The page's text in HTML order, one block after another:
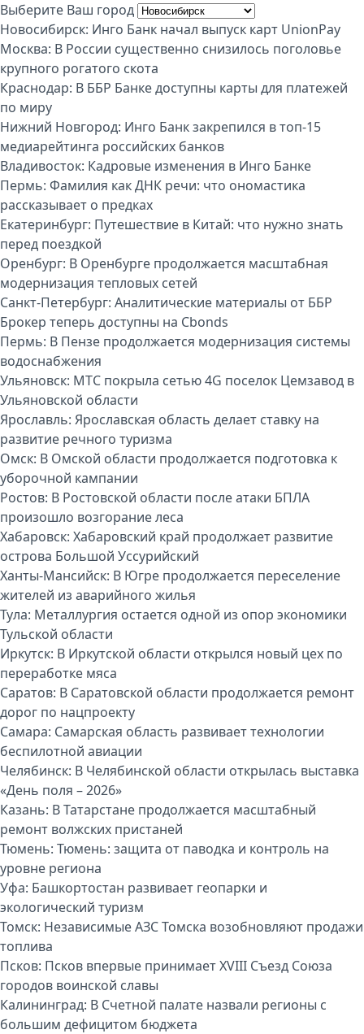
Выберите Ваш город
Новосибирск: Инго Банк начал выпуск карт UnionPay
Москва: В России существенно снизилось поголовье
крупного рогатого скота
Краснодар: В ББР Банке доступны карты для платежей
по миру
Нижний Новгород: Инго Банк закрепился в топ-15
медиарейтинга российских банков
Владивосток: Кадровые изменения в Инго Банке
Пермь: Фамилия как ДНК речи: что ономастика
рассказывает о предках
Екатеринбург: Путешествие в Китай: что нужно знать
перед поездкой
Оренбург: В Оренбурге продолжается масштабная
модернизация тепловых сетей
Санкт-Петербург: Аналитические материалы от ББР
Брокер теперь доступны на Cbonds
Пермь: В Пензе продолжается модернизация системы
водоснабжения
Ульяновск: МТС покрыла сетью 4G поселок Цемзавод в
Ульяновской области
Ярославль: Ярославская область делает ставку на
развитие речного туризма
Омск: В Омской области продолжается подготовка к
уборочной кампании
Ростов: В Ростовской области после атаки БПЛА
произошло возгорание леса
Хабаровск: Хабаровский край продолжает развитие
острова Большой Уссурийский
Ханты-Мансийск: В Югре продолжается переселение
жителей из аварийного жилья
Тула: Металлургия остается одной из опор экономики
Тульской области
Иркутск: В Иркутской области открылся новый цех по
переработке мяса
Саратов: В Саратовской области продолжается ремонт
дорог по нацпроекту
Самара: Самарская область развивает технологии
беспилотной авиации
Челябинск: В Челябинской области открылась выставка
«День поля – 2026»
Казань: В Татарстане продолжается масштабный
ремонт волжских пристаней
Тюмень: Тюмень: защита от паводка и контроль на
уровне региона
Уфа: Башкортостан развивает геопарки и
экологический туризм
Томск: Независимые АЗС Томска возобновляют продажи
топлива
Псков: Псков впервые принимает XVIII Съезд Союза
городов воинской славы
Калининград: В Счетной палате назвали регионы с
большим дефицитом бюджета